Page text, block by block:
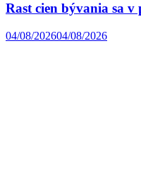
Rast cien bývania sa
04/08/202604/08/2026